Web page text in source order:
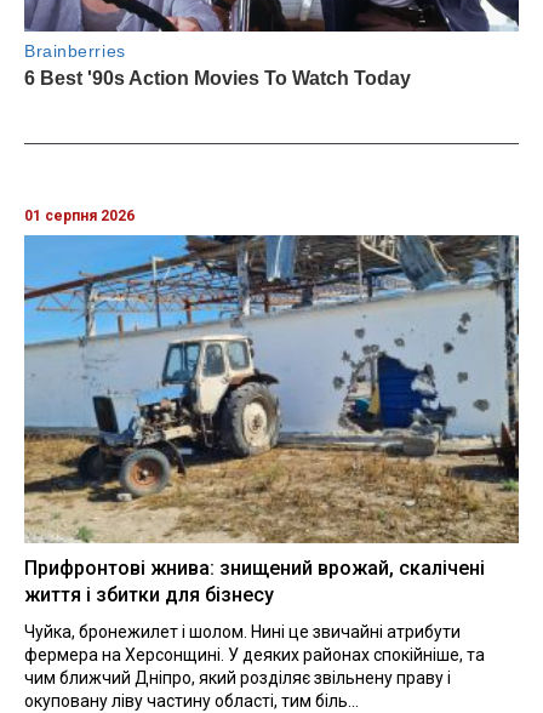
01 серпня 2026
Прифронтові жнива: знищений врожай, скалічені
життя і збитки для бізнесу
Чуйка, бронежилет і шолом. Нині це звичайні атрибути
фермера на Херсонщині. У деяких районах спокійніше, та
чим ближчий Дніпро, який розділяє звільнену праву і
окуповану ліву частину області, тим біль...